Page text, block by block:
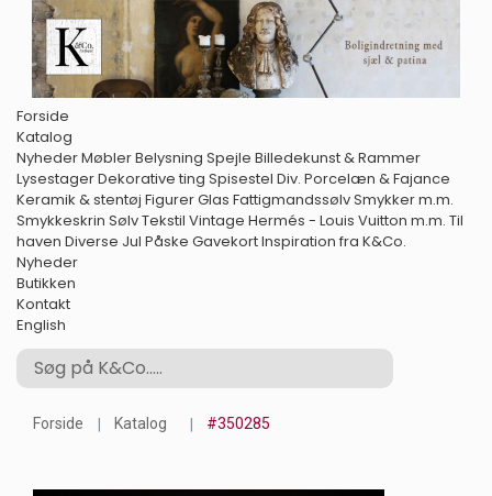
Forside
Katalog
NyhederMøblerBelysning Spejle Billedekunst & Rammer
LysestagerDekorative ting Spisestel Div. Porcelæn & Fajance
Keramik & stentøj FigurerGlas FattigmandssølvSmykker m.m.
Smykkeskrin SølvTekstil Vintage Hermés - Louis Vuitton m.m. Til
haven Diverse Jul Påske GavekortInspiration fra K&Co.
Nyheder
Butikken
Kontakt
English
Forside Katalog #350285